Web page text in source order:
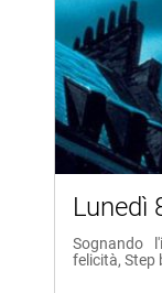
Lunedì
Sognando
felicità, Step